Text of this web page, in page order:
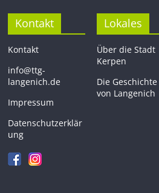
Kontakt
Kontakt
info@ttg-
langenich.de
Impressum
Datenschutzerklär
ung
Lokales
Über die Stadt
Kerpen
Die Geschichte
von Langenich